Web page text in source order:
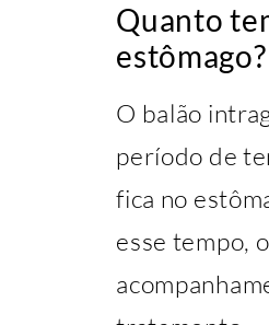
Quanto
estômago?
O balão
período de
fica no
esse tempo,